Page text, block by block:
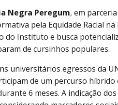
Negra Peregum, em
pela Equidade Racial
do Instituto e busca
de cursinhos populares.
universitários egressos da
de um percurso
6 meses. A indicação